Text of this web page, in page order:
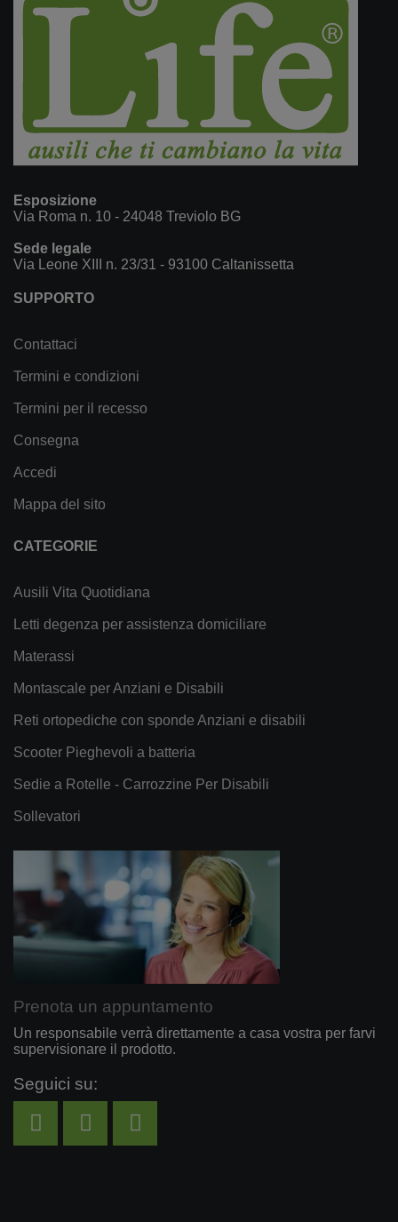
Esposizione
Via Roma n. 10 - 24048 Treviolo BG
Sede legale
Via Leone XIII n. 23/31 - 93100 Caltanissetta
SUPPORTO
Contattaci
Termini e condizioni
Termini per il recesso
Consegna
Accedi
Mappa del sito
CATEGORIE
Ausili Vita Quotidiana
Letti degenza per assistenza domiciliare
Materassi
Montascale per Anziani e Disabili
Reti ortopediche con sponde Anziani e disabili
Scooter Pieghevoli a batteria
Sedie a Rotelle - Carrozzine Per Disabili
Sollevatori
Prenota un appuntamento
Un responsabile verrà direttamente a casa vostra per farvi
supervisionare il prodotto.
Seguici su: